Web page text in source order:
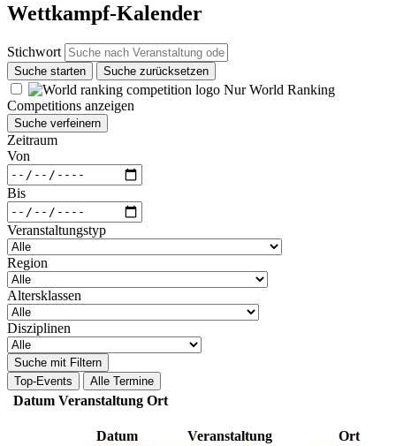
Wettkampf-Kalender
Stichwort
Suche starten Suche zurücksetzen
Nur World Ranking
Competitions anzeigen
Suche verfeinern
Zeitraum
Von
Bis
Veranstaltungstyp
Region
Altersklassen
Disziplinen
Suche mit Filtern
Top-Events
Alle Termine
Datum Veranstaltung Ort
Datum Veranstaltung
Ort